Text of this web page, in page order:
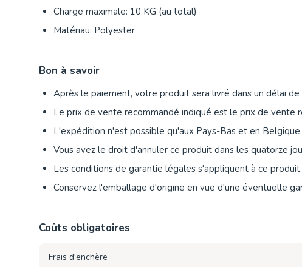
Charge maximale: 10 KG (au total)
Matériau: Polyester
Bon à savoir
Après le paiement, votre produit sera livré dans un délai de
Le prix de vente recommandé indiqué est le prix de vente
L'expédition n'est possible qu'aux Pays-Bas et en Belgique.
Vous avez le droit d'annuler ce produit dans les quatorze
Les conditions de garantie légales s'appliquent à ce produit.
Conservez l'emballage d'origine en vue d'une éventuelle
Coûts obligatoires
Frais d'enchère